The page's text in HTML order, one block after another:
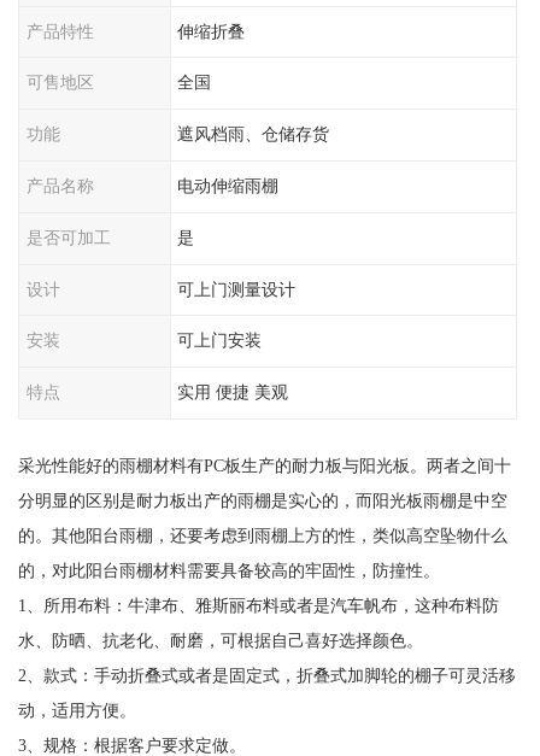
产品特性 伸缩折叠
可售地区 全国
功能 遮风档雨、仓储存货
产品名称 电动伸缩雨棚
是否可加工 是
设计 可上门测量设计
安装 可上门安装
特点 实用 便捷 美观
采光性能好的雨棚材料有PC板生产的耐力板与阳光板。两者之间十
分明显的区别是耐力板出产的雨棚是实心的，而阳光板雨棚是中空
的。其他阳台雨棚，还要考虑到雨棚上方的性，类似高空坠物什么
的，对此阳台雨棚材料需要具备较高的牢固性，防撞性。
1、所用布料：牛津布、雅斯丽布料或者是汽车帆布，这种布料防
水、防晒、抗老化、耐磨，可根据自己喜好选择颜色。
2、款式：手动折叠式或者是固定式，折叠式加脚轮的棚子可灵活移
动，适用方便。
3、规格：根据客户要求定做。